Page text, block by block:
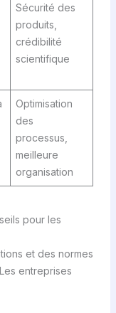
Sécurité des
produits,
crédibilité
scientifique
Optimisation
des
processus,
meilleure
organisation
pour les
et des normes
entreprises